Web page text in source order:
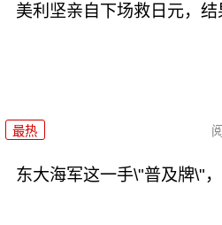
美利坚亲自下场救日元，
最热
东大海军这一手\"普及牌\"